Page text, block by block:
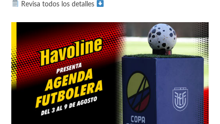
Revisa todos los detalles